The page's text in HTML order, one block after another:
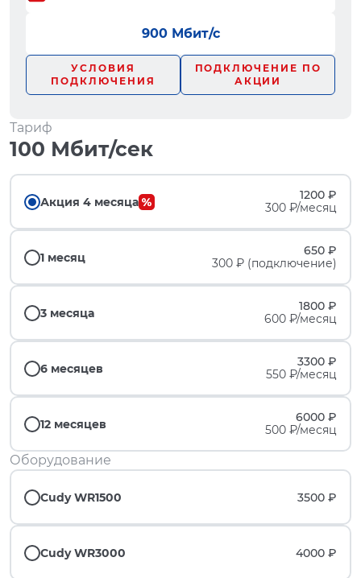
900 Мбит/с
УСЛОВИЯ
ПОДКЛЮЧЕНИЯ
ПОДКЛЮЧЕНИЕ ПО
АКЦИИ
Тариф
100 Мбит/сек
Акция 4 месяца
1200 ₽
300 ₽/месяц
1 месяц
650 ₽
300 ₽ (подключение)
3 месяца
1800 ₽
600 ₽/месяц
6 месяцев
3300 ₽
550 ₽/месяц
12 месяцев
6000 ₽
500 ₽/месяц
Оборудование
Cudy WR1500 3500 ₽
Cudy WR3000 4000 ₽